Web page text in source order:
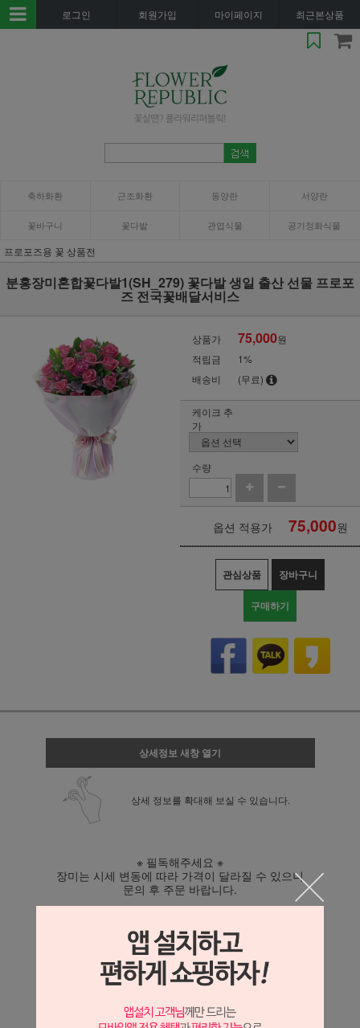
로그인 회원가입 마이페이지 최근본상품
축하화환 근조화환 동양란 서양란
꽃바구니 꽃다발 관엽식물 공기정화식물
프로포즈용 꽃 상품전
분홍장미혼합꽃다발1(SH_279) 꽃다발 생일 출산 선물 프로포
즈 전국꽃배달서비스
상품가 75,000원
적립금
1%
배송비
(무료)
케이크 추
가
수량
옵션 적용가 75,000원
관심상품 장바구니
구매하기
상세정보 새창 열기
상세 정보를 확대해 보실 수 있습니다.
※ 필독해주세요 ※
장미는 시세 변동에 따라 가격이 달라질 수 있으니
문의 후 주문 바랍니다.